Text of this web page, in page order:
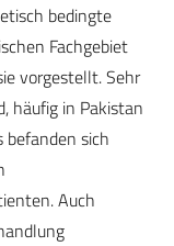
bedingte
Fachgebiet
vorgestellt. Sehr
häufig in Pakistan
befanden sich
Auch